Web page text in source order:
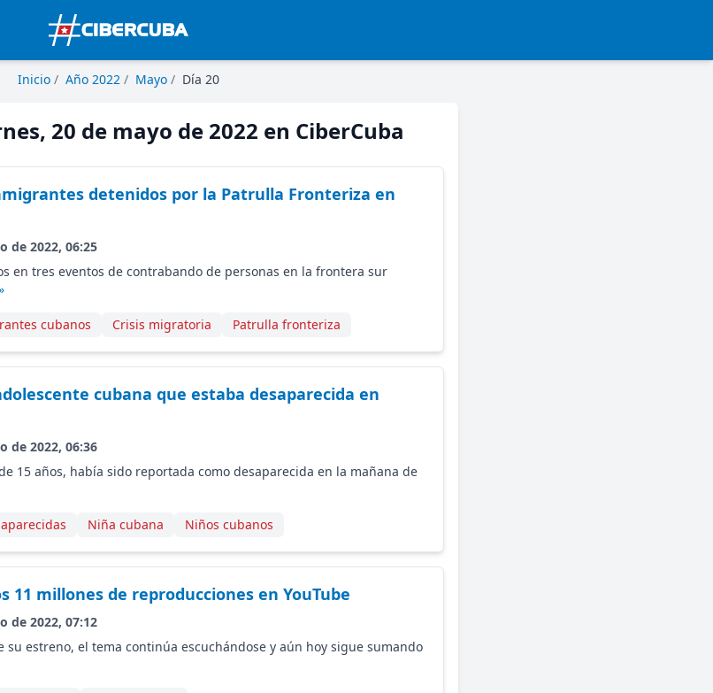
Inicio / Año 2022 / Mayo / Día 20
20 de mayo de 2022 en CiberCuba
detenidos por la Patrulla Fronteriza en
de 2022, 06:25
en tres eventos de contrabando de personas en la frontera sur
cubanos Crisis migratoria Patrulla fronteriza
cubana que estaba desaparecida en
de 2022, 06:36
15 años, había sido reportada como desaparecida en la mañana de
Niña cubana Niños cubanos
11 millones de reproducciones en YouTube
de 2022, 07:12
su estreno, el tema continúa escuchándose y aún hoy sigue sumando